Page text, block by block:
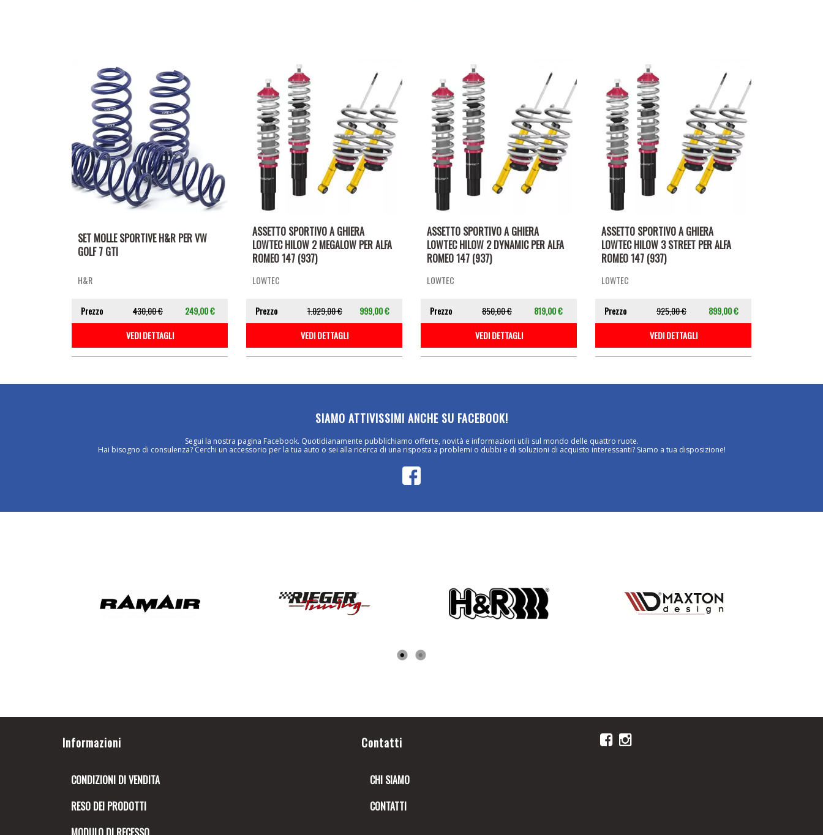
SET MOLLE SPORTIVE H&R PER VW
GOLF 7 GTI
H&R
Prezzo 430,00 €
249,00 €
VEDI DETTAGLI
ASSETTO SPORTIVO A GHIERA
LOWTEC HILOW 2 MEGALOW PER ALFA
ROMEO 147 (937)
LOWTEC
Prezzo 1.029,00 €
999,00 €
VEDI DETTAGLI
ASSETTO SPORTIVO A GHIERA
LOWTEC HILOW 2 DYNAMIC PER ALFA
ROMEO 147 (937)
LOWTEC
Prezzo 850,00 €
819,00 €
VEDI DETTAGLI
ASSETTO SPORTIVO A GHIERA
LOWTEC HILOW 3 STREET PER ALFA
ROMEO 147 (937)
LOWTEC
Prezzo 925,00 €
899,00 €
VEDI DETTAGLI
SIAMO ATTIVISSIMI ANCHE SU FACEBOOK!
Segui la nostra pagina Facebook. Quotidianamente pubblichiamo offerte, novità e informazioni utili sul mondo delle quattro ruote.
Hai bisogno di consulenza? Cerchi un accessorio per la tua auto o sei alla ricerca di una risposta a problemi o dubbi e di soluzioni di acquisto interessanti? Siamo a tua disposizione!
Informazioni
CONDIZIONI DI VENDITA
RESO DEI PRODOTTI
Contatti
CHI SIAMO
CONTATTI